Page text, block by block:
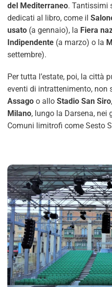
del Mediterraneo. Tantissimi
dedicati al libro, come il
usato (a gennaio), la Fiera
Indipendente (a marzo) o la
settembre).
Per tutta l’estate, poi, la città
eventi di intrattenimento, non
Assago o allo Stadio San Siro
Milano, lungo la Darsena, nei
Comuni limitrofi come Sesto